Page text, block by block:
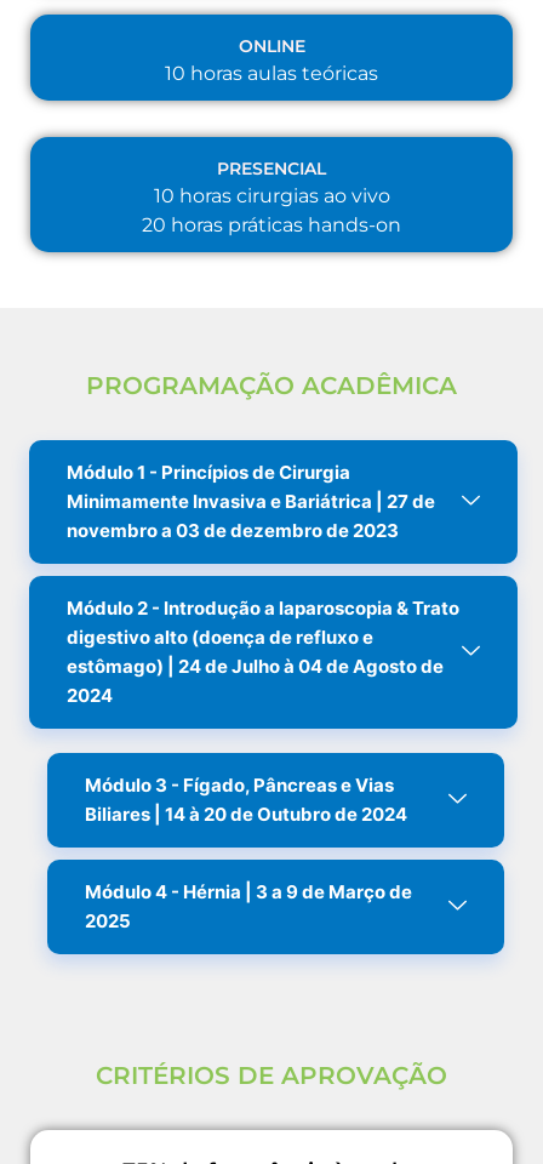
ONLINE​
10 horas aulas teóricas
PRESENCIAL​
10 horas cirurgias ao vivo
20 horas práticas hands-on
PROGRAMAÇÃO ACADÊMICA
Módulo 1 - Princípios de Cirurgia
Minimamente Invasiva e Bariátrica | 27 de
novembro a 03 de dezembro de 2023
Módulo 2 - Introdução a laparoscopia & Trato
digestivo alto (doença de refluxo e
estômago) | 24 de Julho à 04 de Agosto de
2024
Módulo 3 - Fígado, Pâncreas e Vias
Biliares | 14 à 20 de Outubro de 2024
Módulo 4 - Hérnia | 3 a 9 de Março de
2025
CRITÉRIOS DE APROVAÇÃO